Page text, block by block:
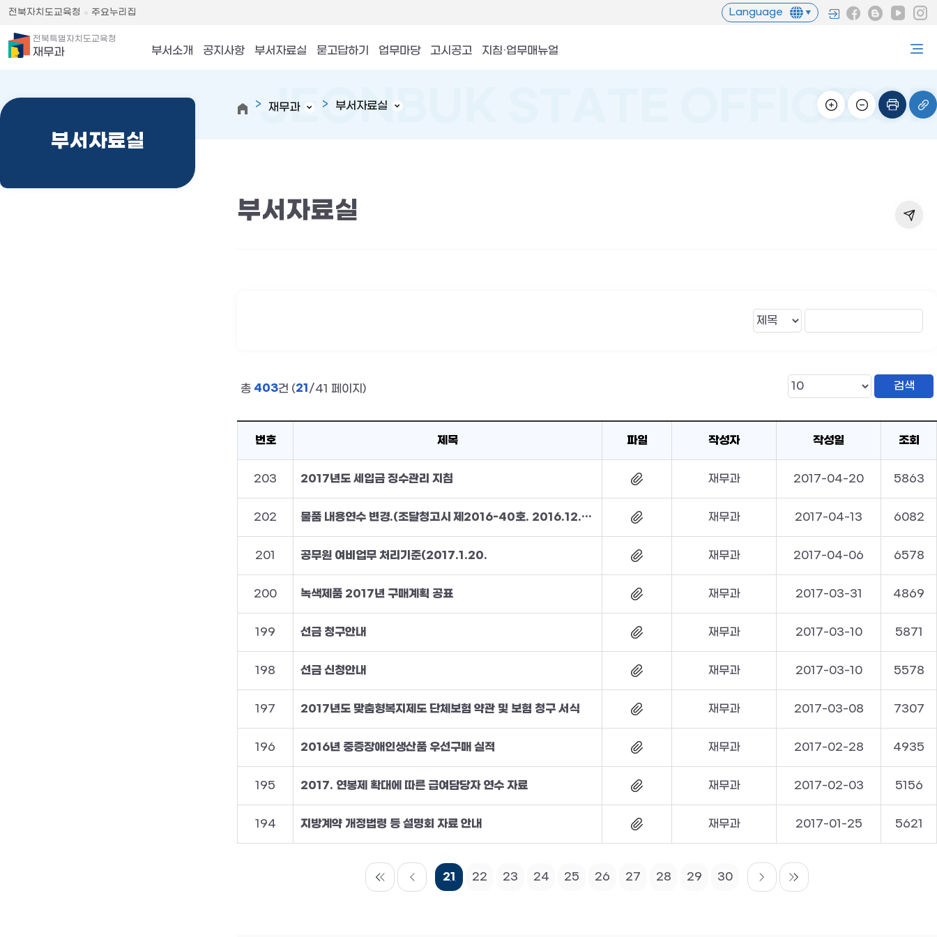
전북자치도교육청 주요누리집 Language
전북특별자치도교육청
재무과 부서소개 공지사항 부서자료실 묻고답하기 업무마당 고시공고 지침·업무매뉴얼
부서자료실
재무과 부서자료실
부서자료실
총 403건 (21/41 페이지)
번호 제목 파일 작성자 작성일 조회
203 2017년도 세입금 징수관리 지침 재무과 2017-04-20 5863
202 물품 내용연수 변경.(조달청고시 제2016-40호. 2016.12.13.) 재무과 2017-04-13 6082
201 공무원 여비업무 처리기준(2017.1.20. 재무과 2017-04-06 6578
200 녹색제품 2017년 구매계획 공표 재무과 2017-03-31 4869
199 선금 청구안내 재무과 2017-03-10 5871
198 선금 신청안내 재무과 2017-03-10 5578
197 2017년도 맞춤형복지제도 단체보험 약관 및 보험 청구 서식 재무과 2017-03-08 7307
196 2016년 중증장애인생산품 우선구매 실적 재무과 2017-02-28 4935
195 2017. 연봉제 확대에 따른 급여담당자 연수 자료 재무과 2017-02-03 5156
194 지방계약 개정법령 등 설명회 자료 안내 재무과 2017-01-25 5621
21 22 23 24 25 26 27 28 29 30